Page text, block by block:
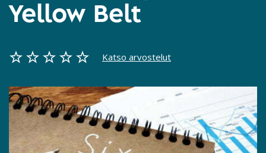
Yellow Belt
Katso arvostelut